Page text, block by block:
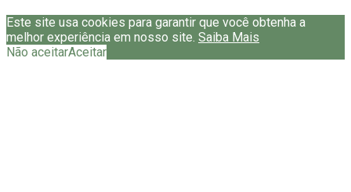
Este site usa cookies para garantir que você obtenha a
melhor experiência em nosso site. Saiba Mais
Não aceitarAceitar